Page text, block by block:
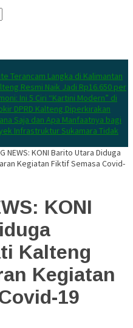
Terancam Langka di Kalimantan
Resmi Naik Jadi Rp16.650 per
Ini 5 Ciri “Kartini Modern” di
DPRD Kalteng Diperkirakan
Saja dan Apa Manfaatnya bagi
Infrastruktur Sukamara Tidak
NEWS: KONI Barito Utara Diduga
Kegiatan Fiktif Semasa Covid-
KONI
Kalteng
Kegiatan
19